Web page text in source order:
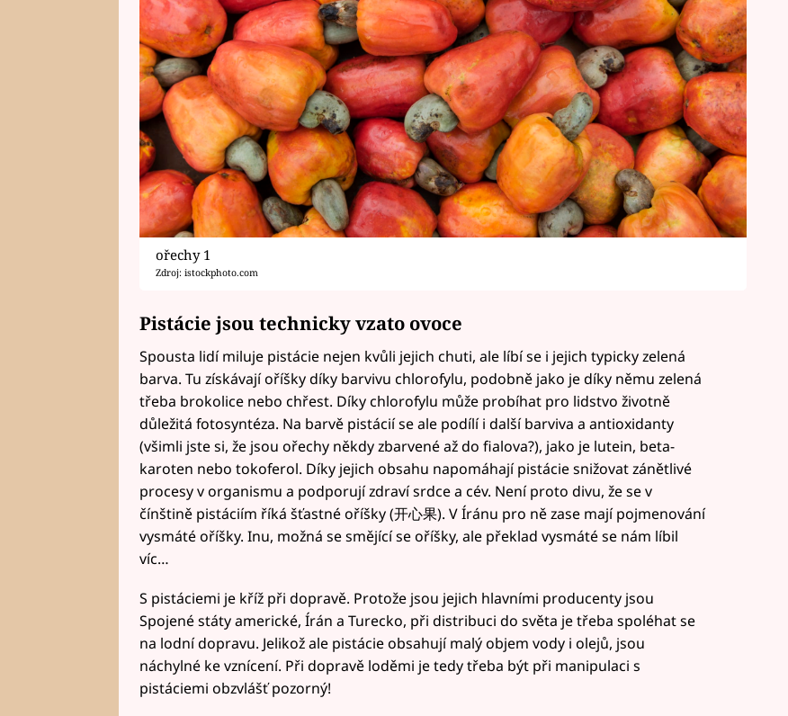
ořechy 1
Zdroj: istockphoto.com
Pistácie jsou technicky vzato ovoce
Spousta lidí miluje pistácie nejen kvůli jejich chuti, ale líbí se i jejich typicky zelená
barva. Tu získávají oříšky díky barvivu chlorofylu, podobně jako je díky němu zelená
třeba brokolice nebo chřest. Díky chlorofylu může probíhat pro lidstvo životně
důležitá fotosyntéza. Na barvě pistácií se ale podílí i další barviva a antioxidanty
(všimli jste si, že jsou ořechy někdy zbarvené až do fialova?), jako je lutein, beta-
karoten nebo tokoferol. Díky jejich obsahu napomáhají pistácie snižovat zánětlivé
procesy v organismu a podporují zdraví srdce a cév. Není proto divu, že se v
čínštině pistáciím říká šťastné oříšky (开心果). V Íránu pro ně zase mají pojmenování
vysmáté oříšky. Inu, možná se smějící se oříšky, ale překlad vysmáté se nám líbil
víc…
S pistáciemi je kříž při dopravě. Protože jsou jejich hlavními producenty jsou
Spojené státy americké, Írán a Turecko, při distribuci do světa je třeba spoléhat se
na lodní dopravu. Jelikož ale pistácie obsahují malý objem vody i olejů, jsou
náchylné ke vznícení. Při dopravě loděmi je tedy třeba být při manipulaci s
pistáciemi obzvlášť pozorný!